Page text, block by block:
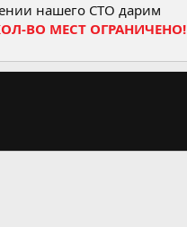
нашего СТО дарим
ВО МЕСТ ОГРАНИЧЕНО!